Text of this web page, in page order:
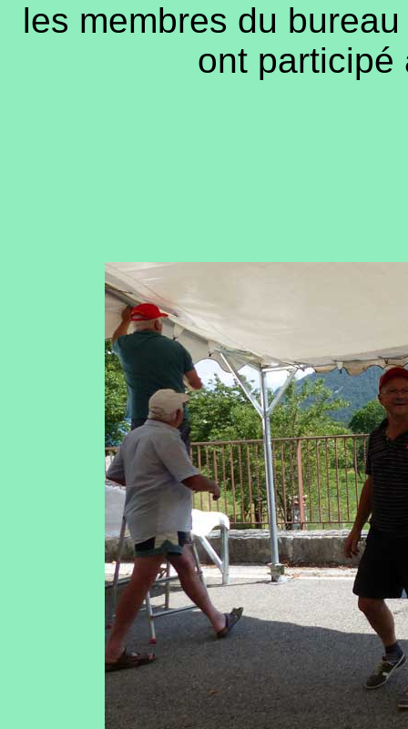
les membres du
ont participé